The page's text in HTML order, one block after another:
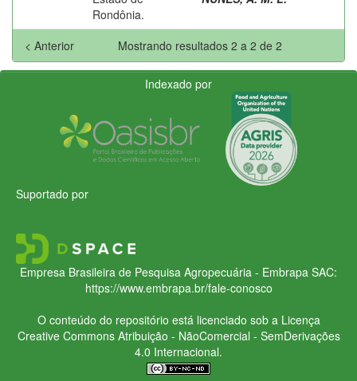
Rondônia.
Mostrando resultados 2 a 2 de 2
< Anterior
Indexado por
Suportado por
Empresa Brasileira de Pesquisa Agropecuária - Embrapa SAC:
https://www.embrapa.br/fale-conosco
O conteúdo do repositório está licenciado sob a Licença
Creative CommonsAtribuição - NãoComercial - SemDerivações
4.0 Internacional.